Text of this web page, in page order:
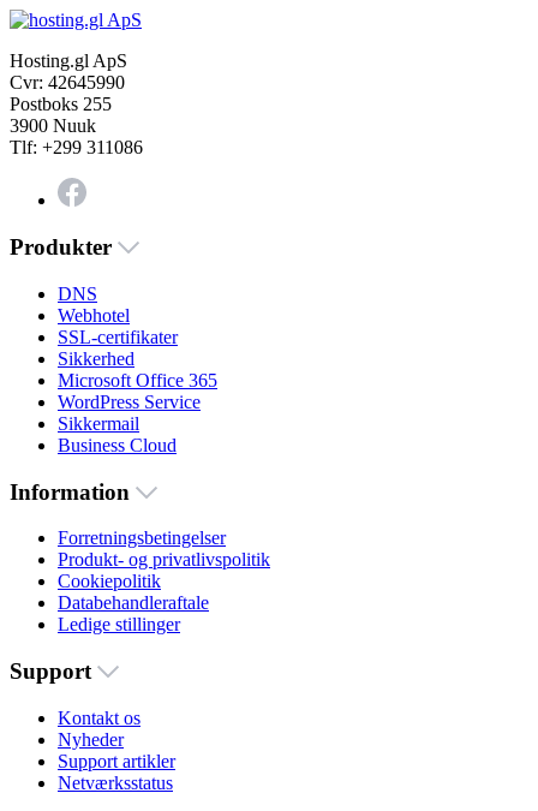
Hosting.gl ApS
Cvr: 42645990
Postboks 255
3900 Nuuk
Tlf: +299 311086
Produkter
DNS
Webhotel
SSL-certifikater
Sikkerhed
Microsoft Office 365
WordPress Service
Sikkermail
Business Cloud
Information
Forretningsbetingelser
Produkt- og privatlivspolitik
Cookiepolitik
Databehandleraftale
Ledige stillinger
Support
Kontakt os
Nyheder
Support artikler
Netværksstatus